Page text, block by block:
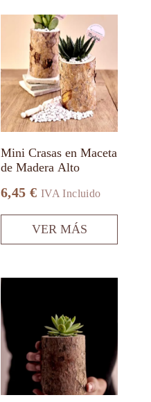
Mini Crasas en Maceta
de Madera Alto
6,45€ IVA Incluido
VER MÁS
producto
múltiples
variantes.
Las
opciones
se
pueden
elegir
la
página
producto
Este
tiene
múltiples
variantes.
Las
opciones
se
pueden
elegir